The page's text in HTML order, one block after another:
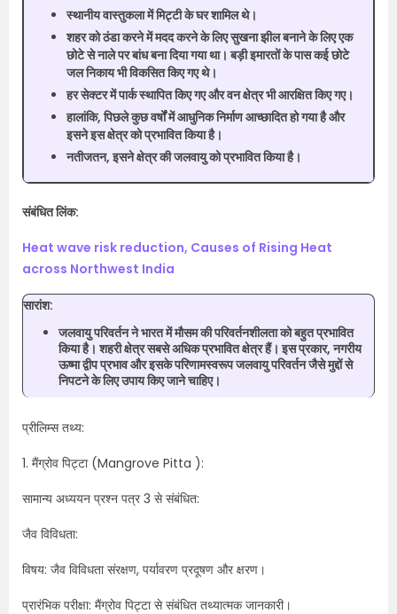
स्थानीय वास्तुकला में मिट्टी के घर शामिल थे।
शहर को ठंडा करने में मदद करने के लिए सुखना झील बनाने के लिए एक
छोटे से नाले पर बांध बना दिया गया था। बड़ी इमारतों के पास कई छोटे
जल निकाय भी विकसित किए गए थे।
हर सेक्टर में पार्क स्थापित किए गए और वन क्षेत्र भी आरक्षित किए गए।
हालांकि, पिछले कुछ वर्षों में आधुनिक निर्माण आच्छादित हो गया है और
इसने इस क्षेत्र को प्रभावित किया है।
नतीजतन, इसने क्षेत्र की जलवायु को प्रभावित किया है।
संबंधित लिंक:
Heat wave risk reduction, Causes of Rising Heat
across Northwest India
सारांश:
जलवायु परिवर्तन ने भारत में मौसम की परिवर्तनशीलता को बहुत प्रभावित
किया है। शहरी क्षेत्र सबसे अधिक प्रभावित क्षेत्र हैं। इस प्रकार, नगरीय
ऊष्मा द्वीप प्रभाव और इसके परिणामस्वरूप जलवायु परिवर्तन जैसे मुद्दों से
निपटने के लिए उपाय किए जाने चाहिए।
प्रीलिम्स तथ्य:
1. मैंग्रोव पिट्टा (Mangrove Pitta ):
सामान्य अध्ययन प्रश्न पत्र 3 से संबंधित:
जैव विविधता:
विषय: जैव विविधता संरक्षण, पर्यावरण प्रदूषण और क्षरण।
प्रारंभिक परीक्षा: मैंग्रोव पिट्टा से संबंधित तथ्यात्मक जानकारी।